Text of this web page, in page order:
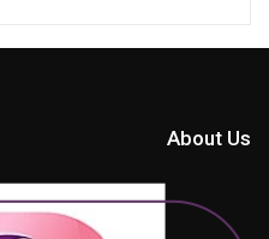
About Us